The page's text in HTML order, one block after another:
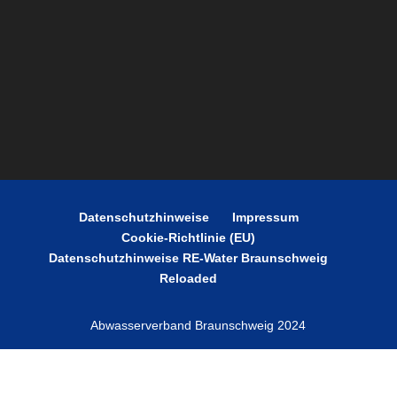
Datenschutzhinweise
Impressum
Cookie-Richtlinie (EU)
Datenschutzhinweise RE-Water Braunschweig
Reloaded
Abwasserverband Braunschweig 2024